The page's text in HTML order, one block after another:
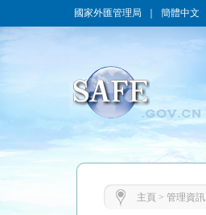
國家外匯管理局 簡體中文
主頁 > 管理資訊